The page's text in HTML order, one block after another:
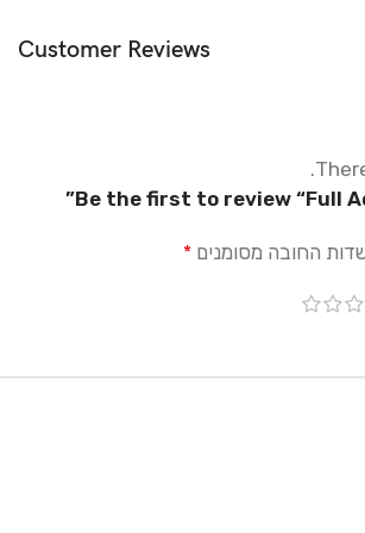
Power & Cables
Customer Reviews
Be the first to review “Full
החובה מסומנים *